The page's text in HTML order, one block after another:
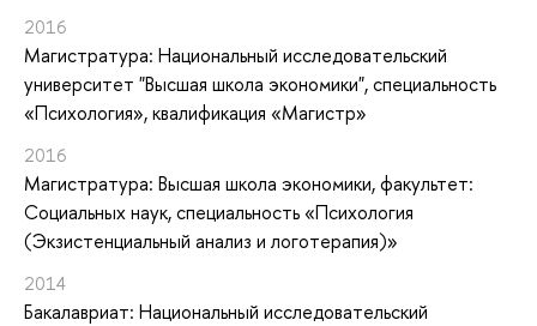
2016
Магистратура: Национальный исследовательский
университет "Высшая школа экономики", специальность
«Психология», квалификация «Магистр»
2016
Магистратура: Высшая школа экономики, факультет:
Социальных наук, специальность «Психология
(Экзистенциальный анализ и логотерапия)»
2014
Бакалавриат: Национальный исследовательский